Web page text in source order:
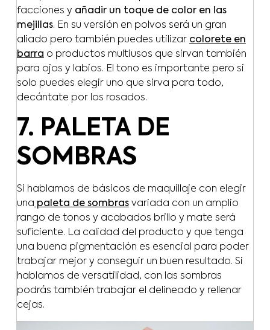
facciones y añadir un toque de color en las
mejillas. En su versión en polvos será un gran
aliado pero también puedes utilizar colorete en
barra o productos multiusos que sirvan también
para ojos y labios. El tono es importante pero si
solo puedes elegir uno que sirva para todo,
decántate por los rosados.
7. PALETA DE
SOMBRAS
Si hablamos de básicos de maquillaje con elegir
una paleta de sombrasvariada con un amplio
rango de tonos y acabados brillo y mate será
suficiente. La calidad del producto y que tenga
una buena pigmentación es esencial para poder
trabajar mejor y conseguir un buen resultado. Si
hablamos de versatilidad, con las sombras
podrás también trabajar el delineado y rellenar
cejas.